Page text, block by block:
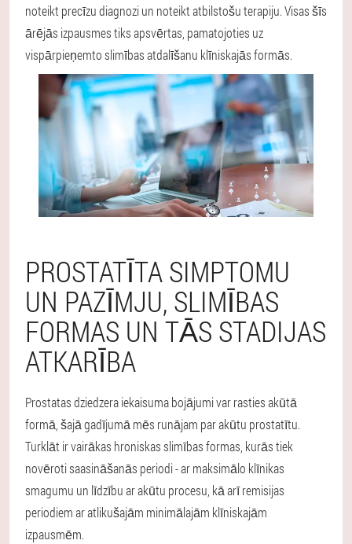
noteikt precīzu diagnozi un noteikt atbilstošu terapiju. Visas šīs
ārējās izpausmes tiks apsvērtas, pamatojoties uz
vispārpieņemto slimības atdalīšanu klīniskajās formās.
PROSTATĪTA SIMPTOMU
UN PAZĪMJU, SLIMĪBAS
FORMAS UN TĀS STADIJAS
ATKARĪBA
Prostatas dziedzera iekaisuma bojājumi var rasties akūtā
formā, šajā gadījumā mēs runājam par akūtu prostatītu.
Turklāt ir vairākas hroniskas slimības formas, kurās tiek
novēroti saasināšanās periodi - ar maksimālo klīnikas
smagumu un līdzību ar akūtu procesu, kā arī remisijas
periodiem ar atlikušajām minimālajām klīniskajām
izpausmēm.